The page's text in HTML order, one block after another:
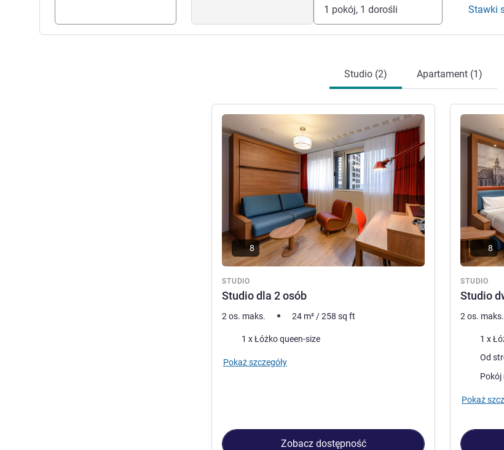
1 pokój, 1 dorośli Stawki
Studio (2) Apartament (1)
STUDIO
Studio dla 2 osób
Pokaż szczegóły
8
2 os. maks. 24 m² /258 sq ft
Pościel1 x Łóżko queen-size
Pokaż szczegóły
Zobacz dostępność
STUDIO
Studio
Pokaż
8
2 os. maks.
Pościel1 x
Widoki:Od
ZaletyPokój
Pokaż